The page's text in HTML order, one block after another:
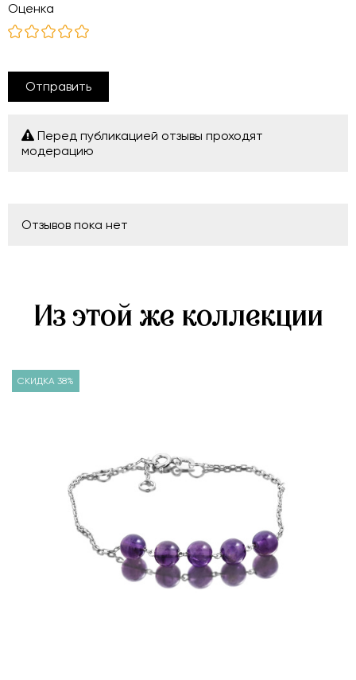
Оценка
Отправить
Перед публикацией отзывы проходят
модерацию
Отзывов пока нет
Из этой же коллекции
СКИДКА 38%